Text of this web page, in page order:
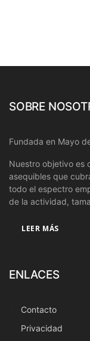
SOBRE
Fundada en Mayo
Nuestro objetivo es
asequibles que
todo el espectro
de la actividad,
LEER MÁS
ENLACES
Contacto
Privacidad